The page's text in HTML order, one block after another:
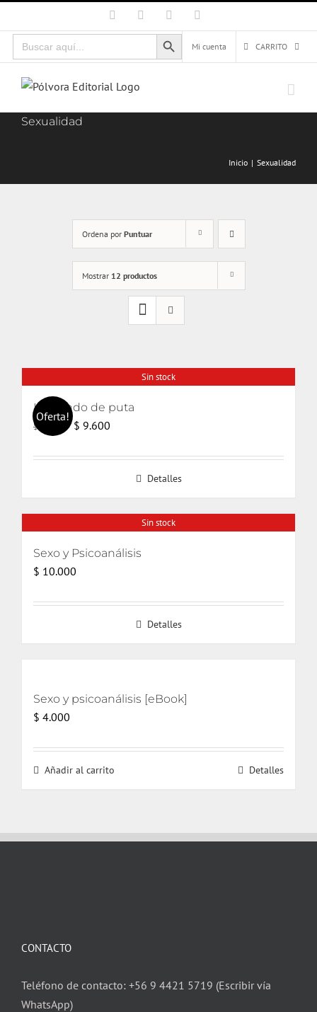
al
contenido
Facebook Instagram
Buscar:
Botón de búsqueda
Mi cuenta
CARRITO
Sexualidad
Inicio Sexualidad
Ordena por Puntuar
Mostrar 12 productos
Sin stock
Oferta!
Haciendo de puta
$
El
original
$ 9.600
actual
Detalles
Sin stock
Sexo y Psicoanálisis
$ 10.000
Detalles
Sexo y psicoanálisis [eBook]
$ 4.000
Añadir al carrito Detalles
CONTACTO
Teléfono de contacto: +56 9 4421 5719 (Escribir vía
WhatsApp)